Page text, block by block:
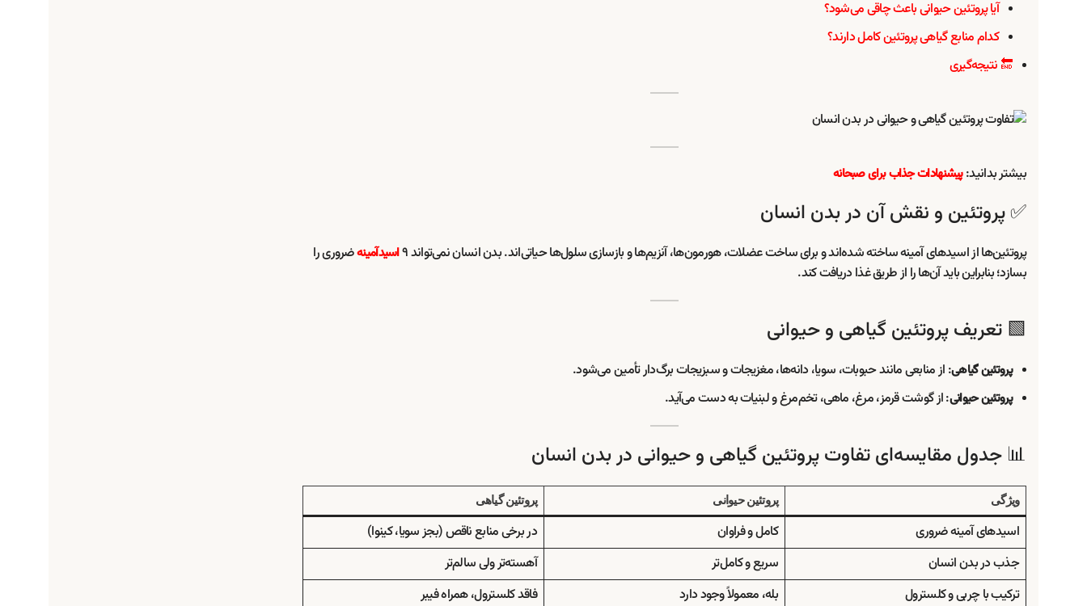
آیا پروتئین حیوانی باعث چاقی می‌شود؟
کدام منابع گیاهی پروتئین کامل دارند؟
🔚 نتیجه‌گیری
بیشتر بدانید:پیشنهادات جذاب برای صبحانه
✅ پروتئین و نقش آن در بدن انسان
پروتئین‌ها از اسیدهای آمینه ساخته شده‌اند و برای ساخت عضلات، هورمون‌ها، آنزیم‌ها و بازسازی سلول‌ها حیاتی‌اند. بدن انسان نمی‌تواند ۹ اسیدآمینهضروری را
بسازد؛ بنابراین باید آن‌ها را از طریق غذا دریافت کند.
🟩 تعریف پروتئین گیاهی و حیوانی
پروتئین گیاهی: از منابعی مانند حبوبات، سویا، دانه‌ها، مغزیجات و سبزیجات برگ‌دار تأمین می‌شود.
پروتئین حیوانی: از گوشت قرمز، مرغ، ماهی، تخم‌مرغ و لبنیات به دست می‌آید.
📊 جدول مقایسه‌ای تفاوت پروتئین گیاهی و حیوانی در بدن انسان
ویژگی پروتئین حیوانی پروتئین گیاهی
اسیدهای آمینه ضروری کامل و فراوان
در برخی منابع ناقص (بجز سویا، کینوا)
جذب در بدن انسان
سریع و کامل‌تر
آهسته‌تر ولی سالم‌تر
ترکیب با چربی و کلسترول
بله، معمولاً وجود دارد
فاقد کلسترول، همراه فیبر